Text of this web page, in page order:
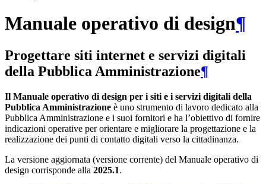
Manuale operativo di design¶
Progettare siti internet e servizi digitali
della Pubblica Amministrazione¶
Il Manuale operativo di design per i siti e i servizi digitali della
Pubblica Amministrazione è uno strumento di lavoro dedicato alla
Pubblica Amministrazione e i suoi fornitori e ha l’obiettivo di fornire
indicazioni operative per orientare e migliorare la progettazione e la
realizzazione dei punti di contatto digitali verso la cittadinanza.
La versione aggiornata (versione corrente) del Manuale operativo di
design corrisponde alla 2025.1.